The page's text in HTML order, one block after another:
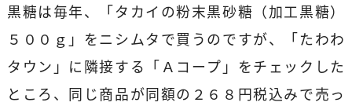
黒糖は毎年、「タカイの粉末黒砂糖（加工黒糖）
５００ｇ」をニシムタで買うのですが、「たわわ
タウン」に隣接する「Ａコープ」をチェックした
ところ、同じ商品が同額の２６８円税込みで売っ